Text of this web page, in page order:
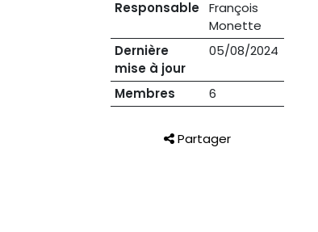
Responsable François
Monette
Dernière
mise à jour
05/08/2024
Membres 6
Partager